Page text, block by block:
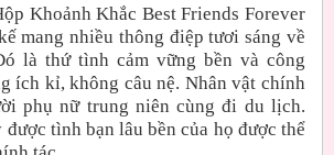
Khoảnh Khắc Best Friends Forever
mang nhiều thông điệp tươi sáng về
là thứ tình cảm vững bền và công
ích kỉ, không câu nệ. Nhân vật chính
phụ nữ trung niên cùng đi du lịch.
được tình bạn lâu bền của họ được thể